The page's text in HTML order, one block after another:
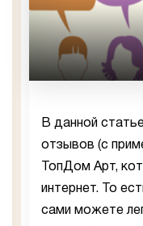
В данной
отзывов (с
ТопДом Арт,
интернет. То
сами можете